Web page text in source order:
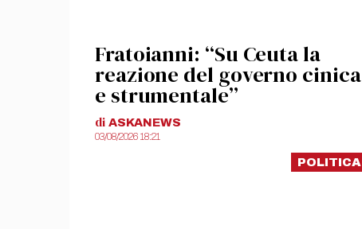
Fratoianni: “Su Ceuta la
reazione del governo cinica
e strumentale”
di ASKANEWS
03/08/2026 18:21
POLITICA